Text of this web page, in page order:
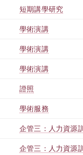
短期講學研究
學術演講
學術演講
學術演講
證照
學術服務
企管三：人力資源
企管三：人力資源